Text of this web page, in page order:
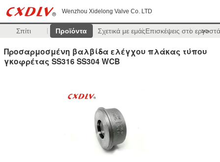
Wenzhou Xidelong Valve Co. LTD
Σπίτι Προϊόντα Σχετικά με εμάςΕπισκέψεις στο >>
Προσαρμοσμένη βαλβίδα ελέγχου πλάκας τύπου
γκοφρέτας SS316 SS304 WCB